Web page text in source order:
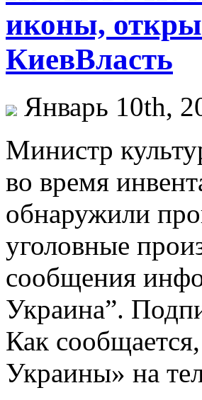
иконы,
КиевВласть
Январь 10th,
Министр
во время
обнаружили
уголовные
сообщения
Украина”.
Как
Украины» на